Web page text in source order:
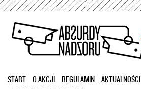
Przejdź
treści
START O AKCJI REGULAMIN
AKTUALNOŚCI